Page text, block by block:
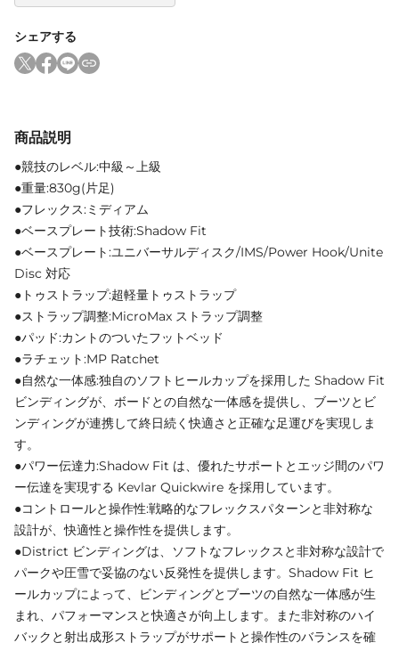
シェアする
商品説明
●競技のレベル:中級～上級
●重量:830g(片足)
●フレックス:ミディアム
●ベースプレート技術:Shadow Fit
●ベースプレート:ユニバーサルディスク/IMS/Power Hook/Unite
Disc 対応
●トゥストラップ:超軽量トゥストラップ
●ストラップ調整:MicroMax ストラップ調整
●パッド:カントのついたフットベッド
●ラチェット:MP Ratchet
●自然な一体感:独自のソフトヒールカップを採用した Shadow Fit
ビンディングが、ボードとの自然な一体感を提供し、ブーツとビ
ンディングが連携して終日続く快適さと正確な足運びを実現しま
す。
●パワー伝達力:Shadow Fit は、優れたサポートとエッジ間のパワ
ー伝達を実現する Kevlar Quickwire を採用しています。
●コントロールと操作性:戦略的なフレックスパターンと非対称な
設計が、快適性と操作性を提供します。
●District ビンディングは、ソフトなフレックスと非対称な設計で
パークや圧雪で妥協のない反発性を提供します。Shadow Fit ヒ
ールカップによって、ビンディングとブーツの自然な一体感が生
まれ、パフォーマンスと快適さが向上します。また非対称のハイ
バックと射出成形ストラップがサポートと操作性のバランスを確